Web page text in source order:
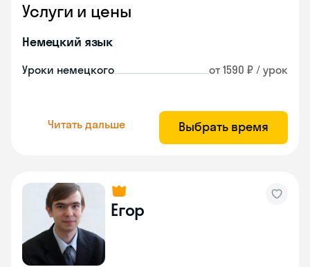
Услуги и цены
Немецкий язык
Уроки немецкого от 1590 ₽ / урок
Читать дальше Выбрать время
Егор